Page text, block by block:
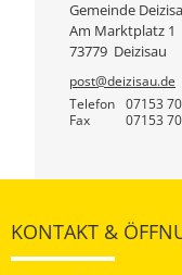
Gemeinde
Am Marktplatz 1
73779 Deizisau
post@deizisau.de
Telefon
07153
Fax 07153
KONTAKT &